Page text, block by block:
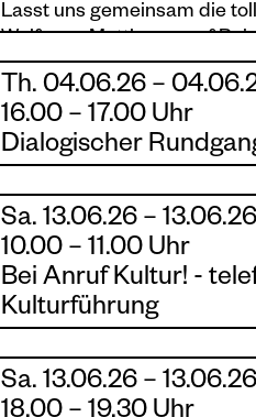
Lasst uns gemeinsam die
Wolfgang Mattheuer auf
Kindgerecht erklärt
Ausstellung.
Der Rundgang ist kostenfrei.
(zzgl. Eintrittsgebühr ab 16
Altersempfehlung: ab 5
Ohne Anmeldung
Th. 04.06.26 –
16.00 – 17.00 Uhr
Dialogischer
sowie Stefanie Michels,
durch die Ausstellung
Auf Reisen .
Sa. 13.06.26 – 13.06.26
10.00 – 11.00 Uhr
Bei Anruf Kultur! -
Kulturführung
Eine Hör-Reise durch die
Sa. 13.06.26 – 13.06.26